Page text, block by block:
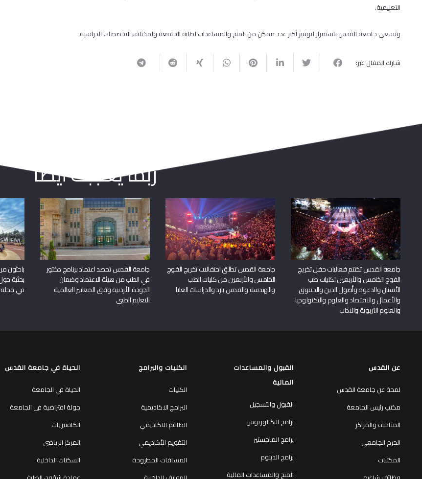
التعليمية.
وتسعى جامعة القدس باستمرار لتوفير أكبر عدد ممكن من المنح والمساعدات لطلبة الجامعة ولمختلف التخصصات الدراسية.
شارك المقال عبر:
ربما يعجبك أيضا
جامعة القدس تختتم فعاليات حفل تخريج
الفوج الخامس والأربعين لكليات طب
الأسنان والدعوة وأصول الدين والحقوق
والأعمال والاقتصاد والعلوم والتكنولوجيا
والعلوم التربوية والآداب
جامعة القدس تطلق احتفالات تخريج الفوج
الخامس والأربعين من كليات الطب
والهندسة والقدس بارد والدراسات العليا
جامعة القدس تحصد اعتماد برنامج دكتور
في الطب من هيئة الاعتماد وضمان
الجودة الأردنية وفق المعايير العالمية
للتعليم الطبي
باحثون
بحثية
في مجلة Frontiers in Pediatrics
عن القدس
لمحة عن جامعة القدس
مكتب رئيس الجامعة
المتاحف والمراكز
الحرم الجامعي
المكتبات
القبول والمساعدات
المالية
القبول والتسجيل
برامج البكالوريوس
برامج الماجستير
برامج الدبلوم
المنح والمساعدات المالية
الكليات والبرامج
الكليات
البرامج الاكاديمية
الطاقم الاكاديمي
التقويم الأكاديمي
المساقات المطروحة
الحياة في جامعة القدس
الحياة في الجامعة
جولة افتراضية في الجامعة
الكافتيريات
المركز الرياضي
السكنات الداخلية